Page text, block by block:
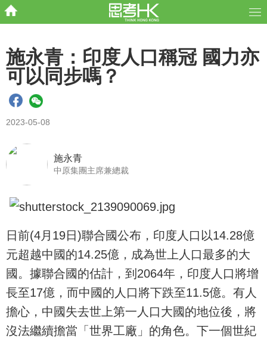
施永青：印度人口稱冠 國力亦
可以同步嗎？
2023-05-08
施永青
中原集團主席兼總裁
日前(4月19日)聯合國公布，印度人口以14.28億
元超越中國的14.25億，成為世上人口最多的大
國。據聯合國的估計，到2064年，印度人口將增
長至17億，而中國的人口將下跌至11.5億。有人
擔心，中國失去世上第一人口大國的地位後，將
沒法繼續擔當「世界工廠」的角色。下一個世紀